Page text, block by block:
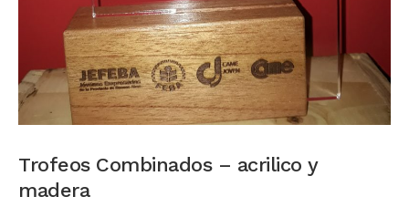
Trofeos Combinados – acrilico y
madera